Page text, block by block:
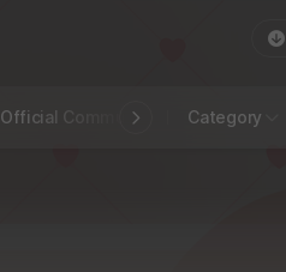
Official Community STOVE INDIE
Category